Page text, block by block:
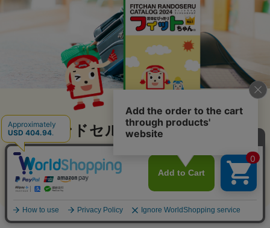
ランドセルカタログ受付中
カタログ請求はこちら
アイテム比較
アイテムを全削除